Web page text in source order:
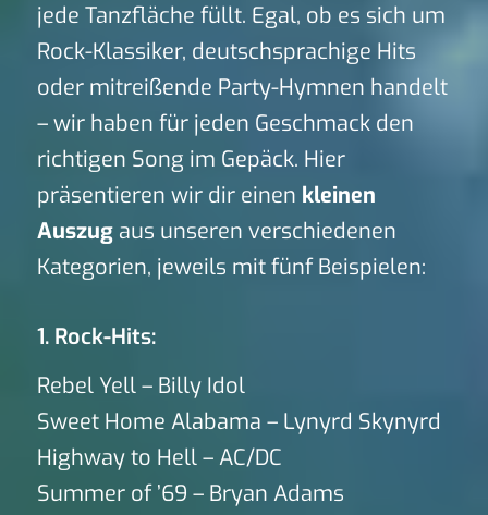
jede Tanzfläche füllt. Egal, ob es sich um
Rock-Klassiker, deutschsprachige Hits
oder mitreißende Party-Hymnen handelt
– wir haben für jeden Geschmack den
richtigen Song im Gepäck. Hier
präsentieren wir dir einen kleinen
Auszugaus unseren verschiedenen
Kategorien, jeweils mit fünf Beispielen:
1. Rock-Hits:
Rebel Yell – Billy Idol
Sweet Home Alabama – Lynyrd Skynyrd
Highway to Hell – AC/DC
Summer of ’69 – Bryan Adams